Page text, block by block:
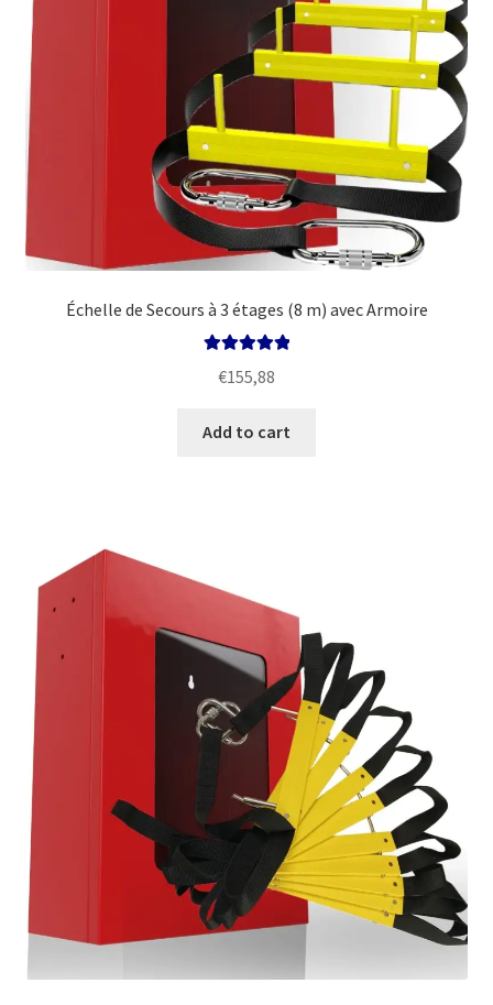
the
product
Échelle de Secours à 3 étages (8 m) avec Armoire
out of 5
€155,88
Add to cart